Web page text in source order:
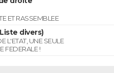
ET RASSEMBLEE
divers)
L'ETAT, UNE SEULE
FEDERALE !